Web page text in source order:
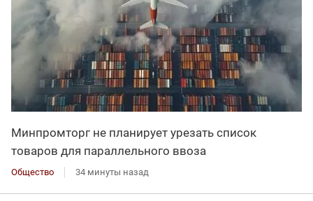
Минпромторг не планирует урезать список
товаров для параллельного ввоза
Общество 34 минуты назад